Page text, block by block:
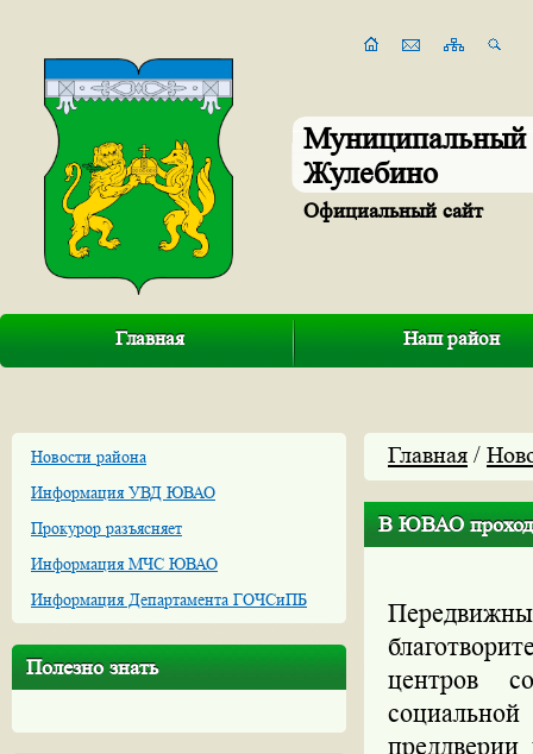
Муниципальный
Жулебино
Официальный сайт
Главная Наш район
Новости района
Информация УВД ЮВАО
Прокурор разъясняет
Информация МЧС ЮВАО
Информация Департамента ГОЧСиПБ
Полезно знать
Главная /
В ЮВАО
центров
преддверии